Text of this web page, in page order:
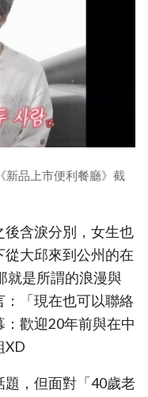
新品上市便利餐廳》截
含淚分別，女生也
大邱來到公州的在
就是所謂的浪漫與
「現在也可以聯絡
歡迎20年前與在中
XD
，但面對「40歲老